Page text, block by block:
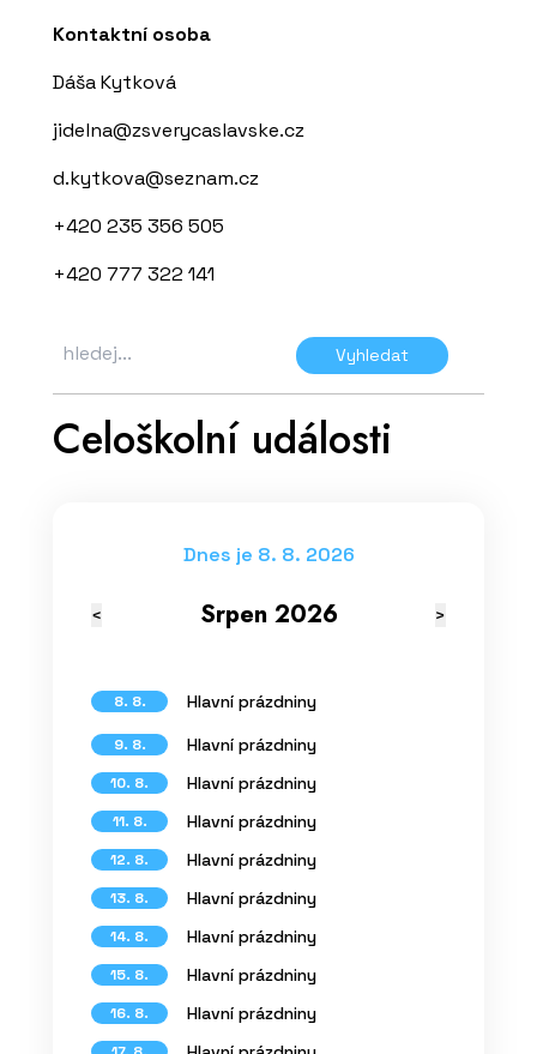
Kontaktní osoba
Dáša Kytková
jidelna@zsverycaslavske.cz
d.kytkova@seznam.cz
+420 235 356 505
+420 777 322 141
Vyhledat
Celoškolní události
Dnes je 8. 8. 2026
< Srpen 2026 >
8. 8. Hlavní prázdniny
9. 8. Hlavní prázdniny
10. 8. Hlavní prázdniny
11. 8. Hlavní prázdniny
12. 8. Hlavní prázdniny
13. 8. Hlavní prázdniny
14. 8. Hlavní prázdniny
15. 8. Hlavní prázdniny
16. 8. Hlavní prázdniny